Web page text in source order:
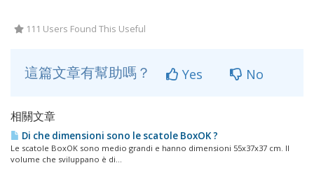
111 Users Found This Useful
這篇文章有幫助嗎？ Yes No
相關文章
Di che dimensioni sono le scatole BoxOK ?
Le scatole BoxOK sono medio grandi e hanno dimensioni 55x37x37 cm. Il
volume che sviluppano è di...